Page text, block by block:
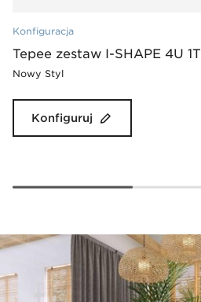
Konfiguracja
Tepee zestaw I-SHAPE 4U 1T
Nowy Styl
Konfiguruj